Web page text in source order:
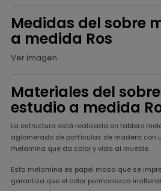
Medidas del sobre
a medida Ros
Ver imagen
Materiales del
estudio a medida
La estructura está realizada en tablero
aglomerado de partículas de madera con
melamina que da color y vida al mueble.
Esta melamina es papel masa que se
garantiza que el color permanezca